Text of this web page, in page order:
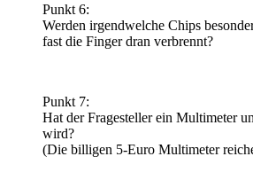
Punkt 6:
Werden irgendwelche Chips
fast die Finger dran verbrennt?
Punkt 7:
Hat der Fragesteller ein Multimeter
wird?
(Die billigen 5-Euro Multimeter